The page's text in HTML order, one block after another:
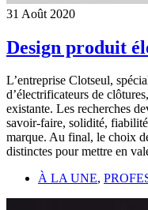
31 Août 2020
Design produit
L’entreprise Clotseul,
d’électrificateurs de
existante. Les recherches
savoir-faire, solidité,
marque. Au final, le choix
distinctes pour mettre en
À LA UNE,